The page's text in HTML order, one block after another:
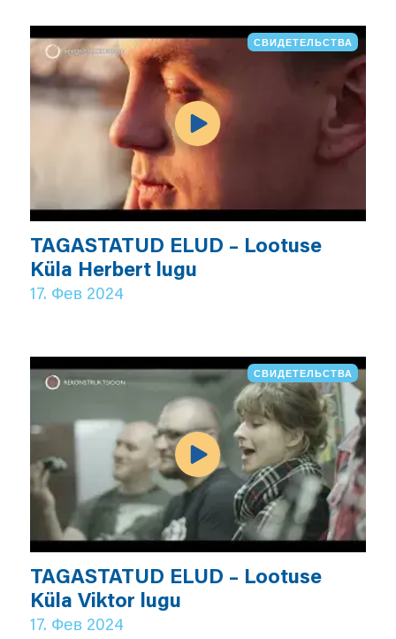
СВИДЕТЕЛЬСТВА
TAGASTATUD ELUD – Lootuse
Küla Herbert lugu
17. Фев 2024
СВИДЕТЕЛЬСТВА
TAGASTATUD ELUD – Lootuse
Küla Viktor lugu
17. Фев 2024